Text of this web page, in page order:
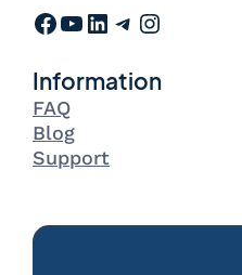
Facebook YouTube LinkedIn Telegram Instagram
Information
FAQ
Blog
Support